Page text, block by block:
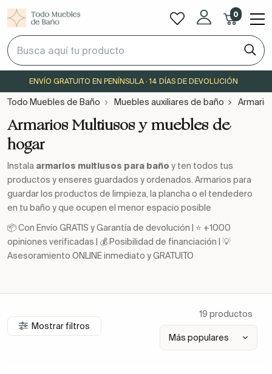
0
ENVÍO GRATUITO EN PENÍNSULA · 14 DÍAS DE DEVOLUCIÓN
Todo Muebles de Baño Muebles auxiliares de baño
Armarios Multiusos y muebles de
hogar
Instala armarios multiusos para baño y ten todos tus
productos y enseres guardados y ordenados. Armarios para
guardar los productos de limpieza, la plancha o el tendedero
en tu baño y que ocupen el menor espacio posible
📦 Con Envío GRATIS y Garantía de devolución | ⭐ +1000
opiniones verificadas | 💰 Posibilidad de financiación | 💡
Asesoramiento ONLINE inmediato y GRATUITO
Mostrar filtros
19 productos